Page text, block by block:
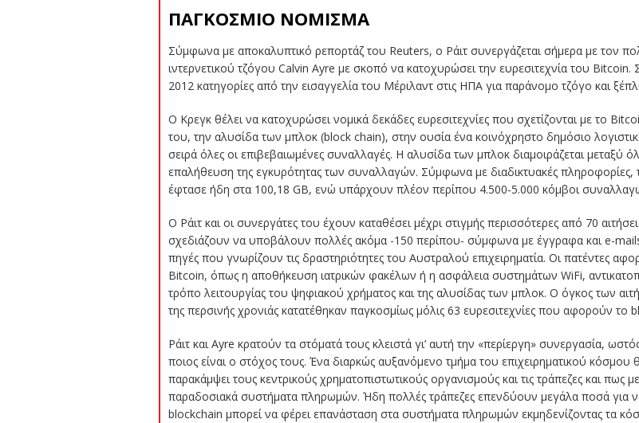
ΠΑΓΚΟΣΜΙΟ ΝΟΜΙΣΜΑ
Σύμφωνα με αποκαλυπτικό ρεπορτάζ του Reuters, ο Ράιτ συνεργάζεται σήμερα με τον
ιντερνετικού τζόγου Calvin Ayre με σκοπό να κατοχυρώσει την ευρεσιτεχνία του
2012 κατηγορίες από την εισαγγελία του Μέριλαντ στις ΗΠΑ για παράνομο τζόγο και
Ο Κρεγκ θέλει να κατοχυρώσει νομικά δεκάδες ευρεσιτεχνίες που σχετίζονται με το
του, την αλυσίδα των μπλοκ (block chain), στην ουσία ένα κοινόχρηστο δημόσιο
σειρά όλες οι επιβεβαιωμένες συναλλαγές. Η αλυσίδα των μπλοκ διαμοιράζεται μεταξύ
επαλήθευση της εγκυρότητας των συναλλαγών. Σύμφωνα με διαδικτυακές
έφτασε ήδη στα 100,18 GB, ενώ υπάρχουν πλέον περίπου 4.500-5.000 κόμβοι
Ο Ράιτ και οι συνεργάτες του έχουν καταθέσει μέχρι στιγμής περισσότερες από 70
σχεδιάζουν να υποβάλουν πολλές ακόμα -150 περίπου- σύμφωνα με έγγραφα και e-
πηγές που γνωρίζουν τις δραστηριότητες του Αυστραλού επιχειρηματία. Οι πατέντες
Bitcoin, όπως η αποθήκευση ιατρικών φακέλων ή η ασφάλεια συστημάτων WiFi,
τρόπο λειτουργίας του ψηφιακού χρήματος και της αλυσίδας των μπλοκ. Ο όγκος των
της περσινής χρονιάς κατατέθηκαν παγκοσμίως μόλις 63 ευρεσιτεχνίες που αφορούν το
Ράιτ και Ayre κρατούν τα στόματά τους κλειστά γι’ αυτή την «περίεργη» συνεργασία,
ποιος είναι ο στόχος τους. Ένα διαρκώς αυξανόμενο τμήμα του επιχειρηματικού κόσμου
παρακάμψει τους κεντρικούς χρηματοπιστωτικούς οργανισμούς και τις τράπεζες και πως
παραδοσιακά συστήματα πληρωμών. Ήδη πολλές τράπεζες επενδύουν μεγάλα ποσά για
blockchain μπορεί να φέρει επανάσταση στα συστήματα πληρωμών εκμηδενίζοντας τα